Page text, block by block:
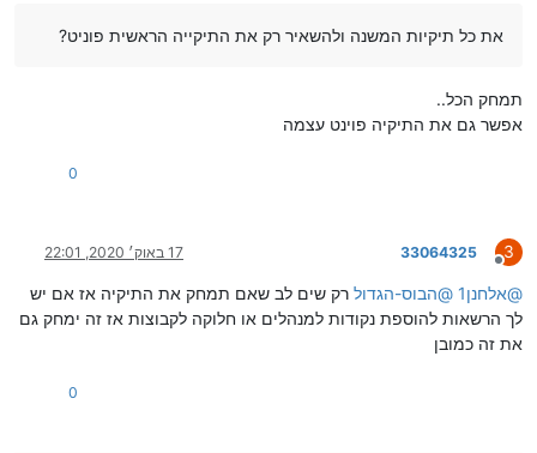
את כל תיקיות המשנה ולהשאיר רק את התיקייה הראשית פוניט?
תמחק הכל..
אפשר גם את התיקיה פוינט עצמה
0
3
מנותק
33064325 17 באוק׳ 2020, 22:01
@אלחנן1 @הבוס-הגדול רק שים לב שאם תמחק את התיקיה אז אם יש
לך הרשאות להוספת נקודות למנהלים או חלוקה לקבוצות אז זה ימחק גם
את זה כמובן
0